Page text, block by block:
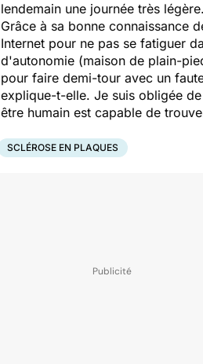
lendemain une journée très
Grâce à sa bonne connaissance
Internet pour ne pas se fatiguer
d'autonomie (maison de plain-
pour faire demi-tour avec un
explique-t-elle. Je suis obligée
être humain est capable de
SCLÉROSE EN PLAQUES